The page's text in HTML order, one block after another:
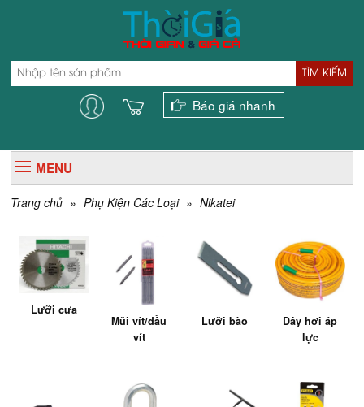
TÌM KIẾM
Báo giá nhanh
MENU
Trang chủ » Phụ Kiện Các Loại » Nikatei
Lưỡi cưa
Mũi vít/đầu
vít
Lưỡi bào
Dây hơi áp
lực